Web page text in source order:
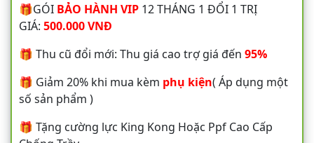
🎁GÓI BẢO HÀNH VIP 12 THÁNG 1 ĐỔI 1 TRỊ
GIÁ: 500.000 VNĐ
🎁 Thu cũ đổi mới: Thu giá cao trợ giá đến 95%
🎁 Giảm 20% khi mua kèm phụ kiện( Áp dụng một
số sản phẩm )
🎁 Tặng cường lực King Kong Hoặc Ppf Cao Cấp